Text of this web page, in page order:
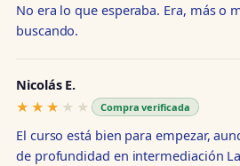
No era lo que esperaba. Era, más o
buscando.
Nicolás E.
★★★★★
★★★★★ Compra verificada
El curso está bien para empezar,
de profundidad en intermediación